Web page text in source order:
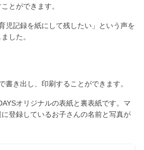
とができます。
児記録を紙にして残したい」という声を
した。
書き出し、印刷することができます。
オリジナルの表紙と裏表紙です。マ
登録しているお子さんの名前と写真が